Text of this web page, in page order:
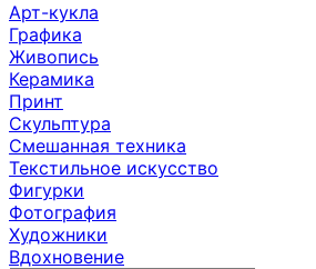
Арт-кукла
Графика
Живопись
Керамика
Принт
Скульптура
Смешанная техника
Текстильное искусство
Фигурки
Фотография
Художники
Вдохновение